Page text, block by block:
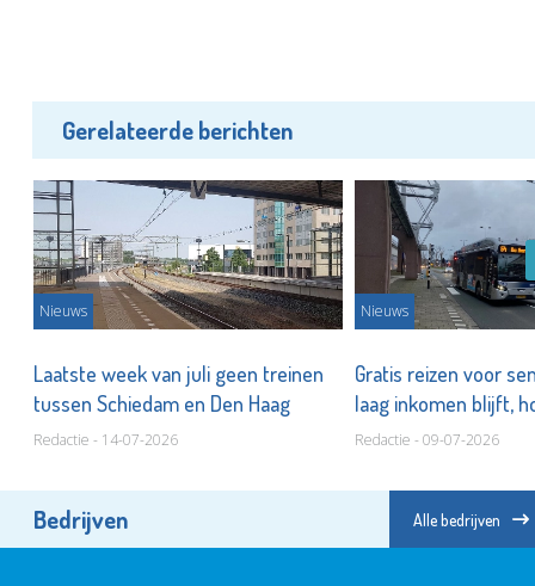
Gerelateerde berichten
Nieuws
Laatste week van juli geen treinen
tussen Schiedam en Den Haag
Redactie - 14-07-2026
Nieuws
Gratis reizen voor
laag inkomen blijft,
Redactie - 09-07-2026
Bedrijven Alle bedrijven